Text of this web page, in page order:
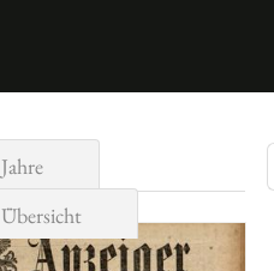
Jahre
Übersicht